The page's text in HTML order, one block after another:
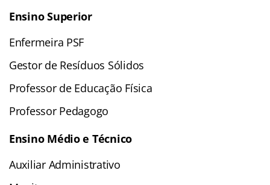
Ensino Superior
Enfermeira PSF
Gestor de Resíduos Sólidos
Professor de Educação Física
Professor Pedagogo
Ensino Médio e Técnico
Auxiliar Administrativo